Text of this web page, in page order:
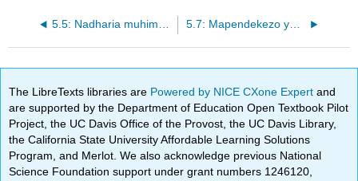
5.5: Nadharia muhimu tofauti 5.7: Mapendekezo ya Kusimamia Tofauti
The LibreTexts libraries are Powered by NICE CXone Expertand
are supported by the Department of Education Open Textbook Pilot
Project, the UC Davis Office of the Provost, the UC Davis Library,
the California State University Affordable Learning Solutions
Program, and Merlot. We also acknowledge previous National
Science Foundation support under grant numbers 1246120,